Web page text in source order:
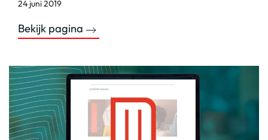
24 juni 2019
Bekijk pagina